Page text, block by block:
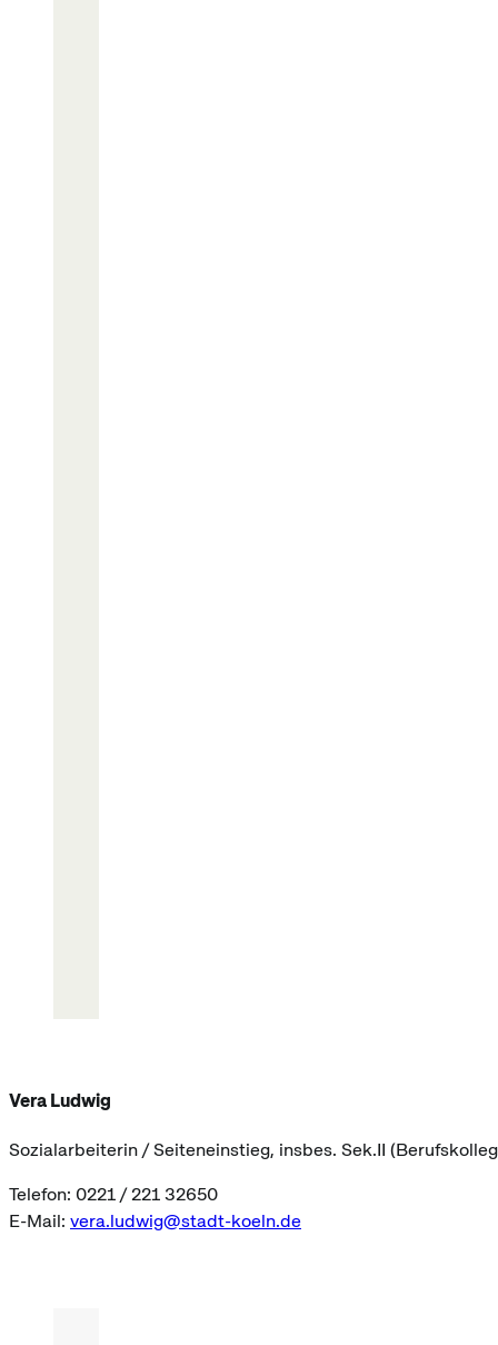
Vera Ludwig
Sozialarbeiterin / Seiteneinstieg, insbes. Sek.II
Telefon: 0221 / 221 32650
E-Mail: vera.ludwig@stadt-koeln.de